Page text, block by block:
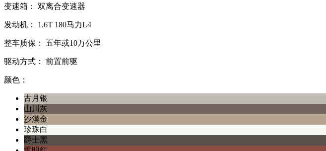
变速箱： 双离合变速器
发动机： 1.6T 180马力L4
整车质保： 五年或10万公里
驱动方式： 前置前驱
颜色：
古月银
山川灰
沙漠金
珍珠白
爵士黑